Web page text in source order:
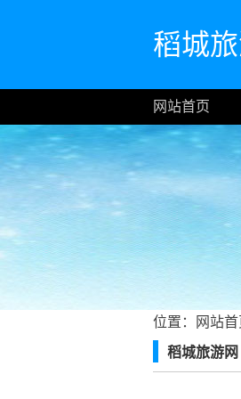
稻城
网站首页
位置： 网站首
稻城旅游